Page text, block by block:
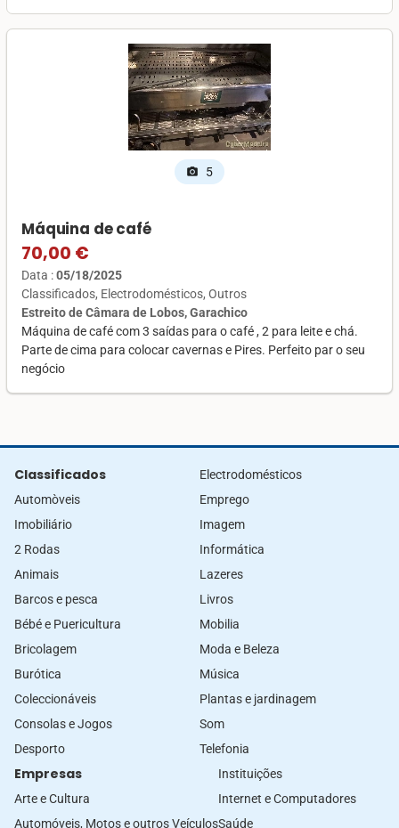
photo_camera 5
Máquina de café
70,00 €
Data :05/18/2025
Classificados Electrodomésticos Outros
Estreito de Câmara de Lobos, Garachico
Máquina de café com 3 saídas para o café , 2 para leite e chá.
Parte de cima para colocar cavernas e Pires. Perfeito par o seu
negócio
Classificados
Automòveis
Imobiliário
2 Rodas
Animais
Barcos e pesca
Bébé e Puericultura
Bricolagem
Burótica
Coleccionáveis
Consolas e Jogos
Desporto
Electrodomésticos
Emprego
Imagem
Informática
Lazeres
Livros
Mobilia
Moda e Beleza
Música
Plantas e jardinagem
Som
Telefonia
Empresas
Arte e Cultura
Automóveis, Motos e outros Veículos
Instituições
Internet e Computadores
Saúde